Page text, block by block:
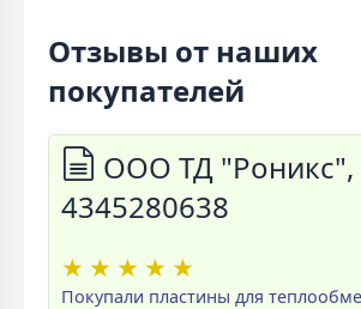
Отзывы от наших
покупателей
ООО ТД
4345280638
★ ★ ★ ★ ★
Покупали пластины для